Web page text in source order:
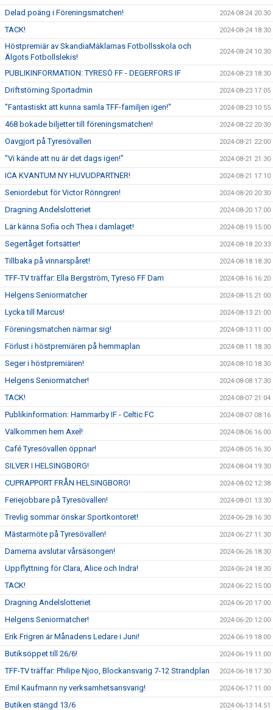
Delad poäng i Föreningsmatchen! 2024-08-24 20:30
TACK! 2024-08-24 18:30
Höstpremiär av SkandiaMäklarnas Fotbollsskola och
Älgots Fotbollslekis!
2024-08-24 10:30
PUBLIKINFORMATION: TYRESÖ FF - DEGERFORS IF 2024-08-23 18:30
Driftstörning Sportadmin 2024-08-23 17:05
"Fantastiskt att kunna samla TFF-familjen igen!" 2024-08-23 10:55
468 bokade biljetter till föreningsmatchen! 2024-08-22 20:30
Oavgjort på Tyresövallen 2024-08-21 22:00
"Vi kände att nu är det dags igen!" 2024-08-21 21:30
ICA KVANTUM NY HUVUDPARTNER! 2024-08-21 17:10
Seniordebut för Victor Rönngren! 2024-08-20 20:30
Dragning Andelslotteriet 2024-08-20 17:00
Lär känna Sofia och Thea i damlaget! 2024-08-19 15:00
Segertåget fortsätter! 2024-08-18 20:33
Tillbaka på vinnarspåret! 2024-08-18 18:30
TFF-TV träffar: Ella Bergström, Tyresö FF Dam 2024-08-16 16:20
Helgens Seniormatcher 2024-08-15 21:00
Lycka till Marcus! 2024-08-13 21:00
Föreningsmatchen närmar sig! 2024-08-13 11:00
Förlust i höstpremiären på hemmaplan 2024-08-11 18:30
Seger i höstpremiären! 2024-08-10 18:30
Helgens Seniormatcher! 2024-08-08 17:30
TACK! 2024-08-07 21:04
Publikinformation: Hammarby IF - Celtic FC 2024-08-07 08:16
Välkommen hem Axel! 2024-08-06 16:00
Café Tyresövallen öppnar! 2024-08-05 16:30
SILVER I HELSINGBORG! 2024-08-04 19:30
CUPRAPPORT FRÅN HELSINGBORG! 2024-08-02 12:38
Feriejobbare på Tyresövallen! 2024-08-01 13:30
Trevlig sommar önskar Sportkontoret! 2024-06-28 16:30
Mästarmöte på Tyresövallen! 2024-06-27 11:30
Damerna avslutar vårsäsongen! 2024-06-26 18:30
Uppflyttning för Clara, Alice och Indra! 2024-06-24 18:30
TACK! 2024-06-22 15:00
Dragning Andelslotteriet 2024-06-20 17:00
Helgens Seniormatcher! 2024-06-20 12:00
Erik Frigren är Månadens Ledare i Juni! 2024-06-19 18:00
Butiksöppet till 26/6! 2024-06-19 11:00
TFF-TV träffar: Philipe Njoo, Blockansvarig 7-12 Strandplan 2024-06-18 17:30
Emil Kaufmann ny verksamhetsansvarig! 2024-06-17 11:00
Butiken stängd 13/6 2024-06-13 14:51